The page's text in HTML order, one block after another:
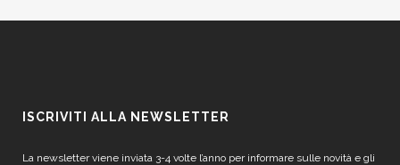
ISCRIVITI ALLA NEWSLETTER
La newsletter viene inviata 3-4 volte l’anno per informare sulle novità e gli